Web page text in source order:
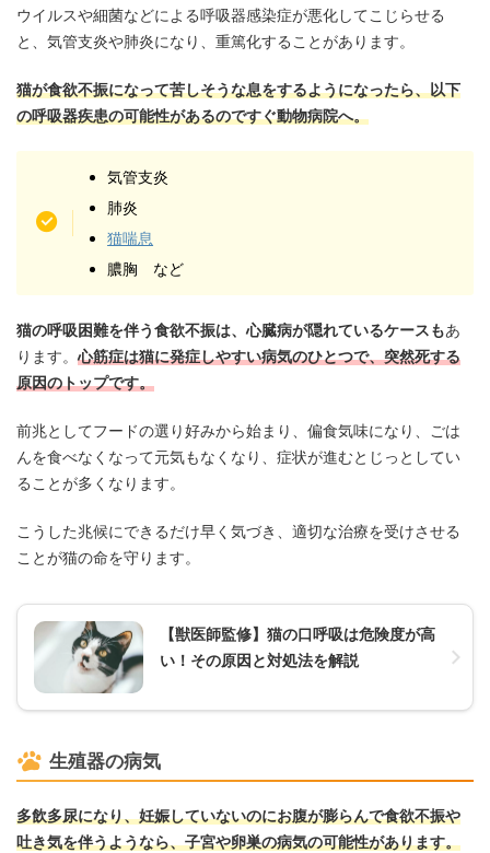
ウイルスや細菌などによる呼吸器感染症が悪化してこじらせる
と、気管支炎や肺炎になり、重篤化することがあります。
猫が食欲不振になって苦しそうな息をするようになったら、以下
の呼吸器疾患の可能性があるのですぐ動物病院へ。
気管支炎
肺炎
猫喘息
膿胸 など
猫の呼吸困難を伴う食欲不振は、心臓病が隠れているケースもあ
ります。 心筋症は猫に発症しやすい病気のひとつで、突然死する
原因のトップです。
前兆としてフードの選り好みから始まり、偏食気味になり、ごは
んを食べなくなって元気もなくなり、症状が進むとじっとしてい
ることが多くなります。
こうした兆候にできるだけ早く気づき、適切な治療を受けさせる
ことが猫の命を守ります。
【獣医師監修】猫の口呼吸は危険度が高
い！その原因と対処法を解説
生殖器の病気
多飲多尿になり、妊娠していないのにお腹が膨らんで食欲不振や
吐き気を伴うようなら、子宮や卵巣の病気の可能性があります。